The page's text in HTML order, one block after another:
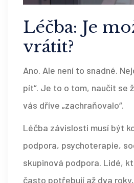
Léčba: Je
vrátit?
Ano. Ale není to snadné.
pít“. Je to o tom, naučit se
vás dříve „zachraňovalo“.
Léčba závislosti musí být
podpora, psychoterapie,
skupinová podpora. Lidé,
často potřebují až dva